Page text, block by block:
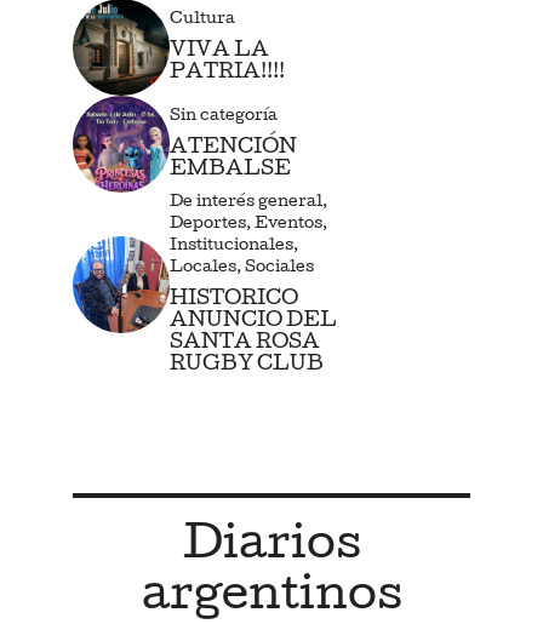
Cultura
VIVA LA
PATRIA!!!!
Sin categoría
ATENCIÓN
EMBALSE
De interés general,
Deportes, Eventos,
Institucionales,
Locales, Sociales
HISTORICO
ANUNCIO DEL
SANTA ROSA
RUGBY CLUB
Diarios
argentinos